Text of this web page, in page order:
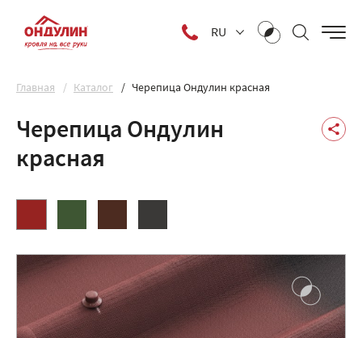
RU
Главная Каталог Черепица Ондулин красная
Черепица Ондулин
красная